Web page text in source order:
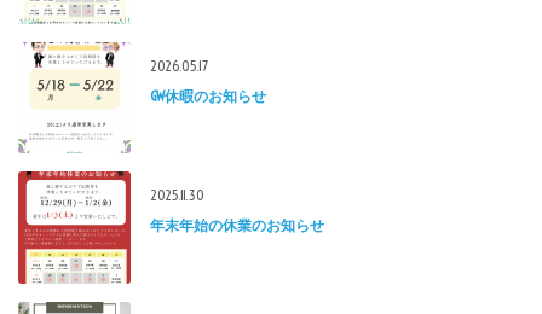
2026.05.17
GW休暇のお知らせ
2025.11.30
年末年始の休業のお知らせ